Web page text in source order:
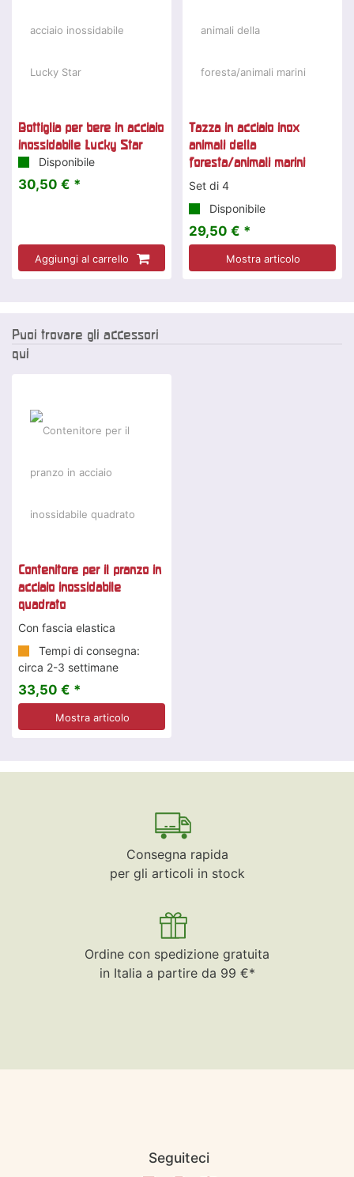
Bottiglia per bere in acciaio
inossidabile Lucky Star
Disponibile
30,50 € *
Aggiungi al carrello
Tazza in acciaio inox
animali della
foresta/animali marini
Set di 4
Disponibile
29,50 € *
Mostra articolo
Puoi trovare gli accessori
qui
Contenitore per il pranzo in
acciaio inossidabile
quadrato
Con fascia elastica
Tempi di consegna:
circa 2-3 settimane
33,50 € *
Mostra articolo
Consegna rapida
per gli articoli in stock
Ordine con spedizione gratuita
in Italia a partire da 99 €*
Seguiteci